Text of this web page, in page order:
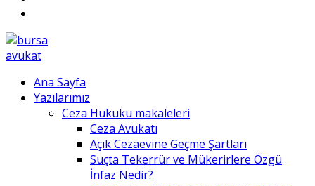
Ana Sayfa
Yazılarımız
Ceza Hukuku makaleleri
Ceza Avukatı
Açık Cezaevine Geçme Şartları
Suçta Tekerrür ve Mükerirlere Özgü
İnfaz Nedir?